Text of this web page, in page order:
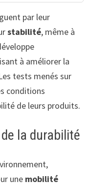
par leur
stabilité, même à
à améliorer la
tests menés sur
conditions
de leurs produits.
la durabilité
une mobilité